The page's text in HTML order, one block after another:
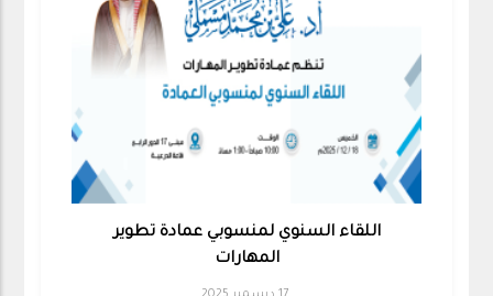
اللقاء السنوي لمنسوبي عمادة تطوير
المهارات